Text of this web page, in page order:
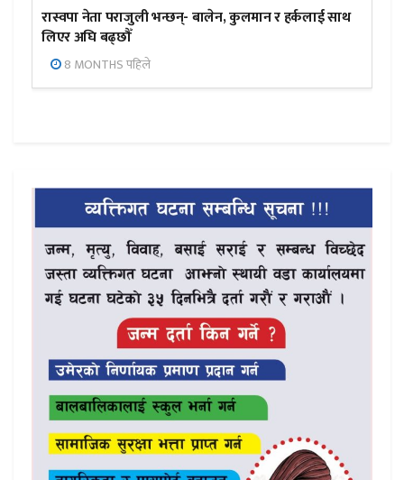
रास्वपा नेता पराजुली भन्छन्- बालेन, कुलमान र हर्कलाई साथ
लिएर अघि बढ्छौँ
8 MONTHS पहिले